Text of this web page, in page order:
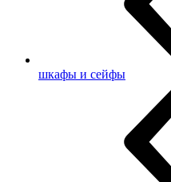
шкафы и сейфы